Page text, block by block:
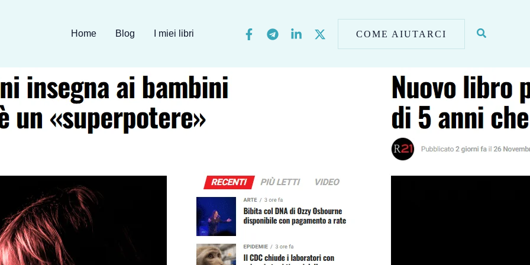
Home Blog I miei libri COME AIUTARCI